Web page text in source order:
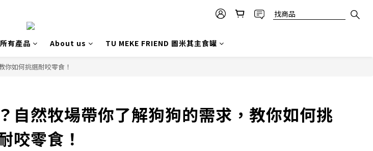
所有產品 About us TU MEKE FRIEND 圖米其主食罐
你如何挑選耐咬零食！
自然牧場帶你了解狗狗的需求，教你如何挑
咬零食！